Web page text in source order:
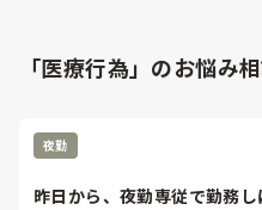
「医療行為」のお悩み
夜勤
昨日から、夜勤専従で勤務